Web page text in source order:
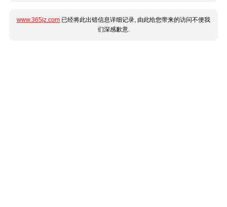
www.365jz.com 已经将此出错信息详细记录, 由此给您带来的访问不便我
们深感歉意.